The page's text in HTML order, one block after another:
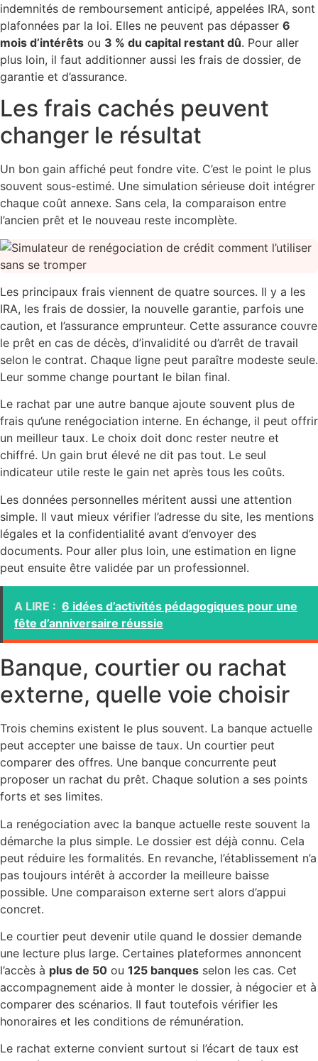
indemnités de remboursement anticipé, appelées IRA, sont
plafonnées par la loi. Elles ne peuvent pas dépasser 6
mois d’intérêts ou 3 % du capital restant dû. Pour aller
plus loin, il faut additionner aussi les frais de dossier, de
garantie et d’assurance.
Les frais cachés peuvent
changer le résultat
Un bon gain affiché peut fondre vite. C’est le point le plus
souvent sous-estimé. Une simulation sérieuse doit intégrer
chaque coût annexe. Sans cela, la comparaison entre
l’ancien prêt et le nouveau reste incomplète.
Les principaux frais viennent de quatre sources. Il y a les
IRA, les frais de dossier, la nouvelle garantie, parfois une
caution, et l’assurance emprunteur. Cette assurance couvre
le prêt en cas de décès, d’invalidité ou d’arrêt de travail
selon le contrat. Chaque ligne peut paraître modeste seule.
Leur somme change pourtant le bilan final.
Le rachat par une autre banque ajoute souvent plus de
frais qu’une renégociation interne. En échange, il peut offrir
un meilleur taux. Le choix doit donc rester neutre et
chiffré. Un gain brut élevé ne dit pas tout. Le seul
indicateur utile reste le gain net après tous les coûts.
Les données personnelles méritent aussi une attention
simple. Il vaut mieux vérifier l’adresse du site, les mentions
légales et la confidentialité avant d’envoyer des
documents. Pour aller plus loin, une estimation en ligne
peut ensuite être validée par un professionnel.
A LIRE : 6 idées d’activités pédagogiques pour une
fête d’anniversaire réussie
Banque, courtier ou rachat
externe, quelle voie choisir
Trois chemins existent le plus souvent. La banque actuelle
peut accepter une baisse de taux. Un courtier peut
comparer des offres. Une banque concurrente peut
proposer un rachat du prêt. Chaque solution a ses points
forts et ses limites.
La renégociation avec la banque actuelle reste souvent la
démarche la plus simple. Le dossier est déjà connu. Cela
peut réduire les formalités. En revanche, l’établissement n’a
pas toujours intérêt à accorder la meilleure baisse
possible. Une comparaison externe sert alors d’appui
concret.
Le courtier peut devenir utile quand le dossier demande
une lecture plus large. Certaines plateformes annoncent
l’accès à plus de 50 ou 125 banques selon les cas. Cet
accompagnement aide à monter le dossier, à négocier et à
comparer des scénarios. Il faut toutefois vérifier les
honoraires et les conditions de rémunération.
Le rachat externe convient surtout si l’écart de taux est